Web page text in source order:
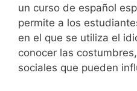
un curso de español
permite a los
en el que se utiliza el
conocer las
sociales que pueden